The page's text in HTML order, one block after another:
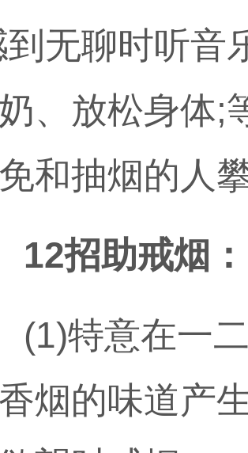
到无聊时听音
、放松身体;
和抽烟的人
12招助戒烟：
特意在一二
烟的味道产